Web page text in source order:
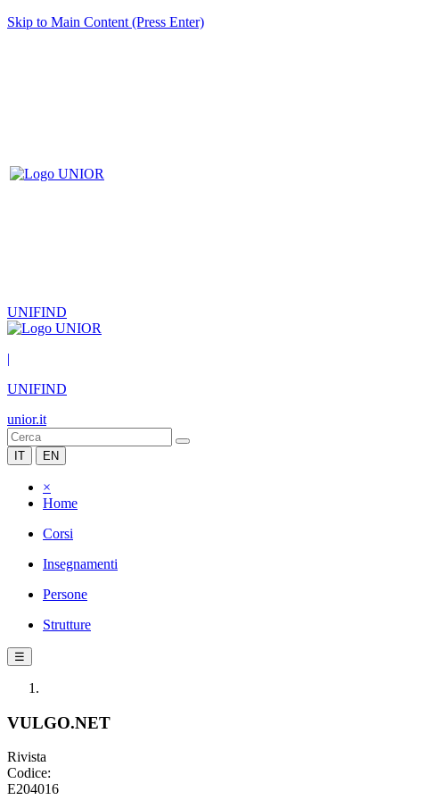
Skip to Main Content (Press Enter)
UNIFIND
|
UNIFIND
unior.it
IT EN
×
Home
Corsi
Insegnamenti
Persone
Strutture
☰
VULGO.NET
Rivista
Codice:
E204016